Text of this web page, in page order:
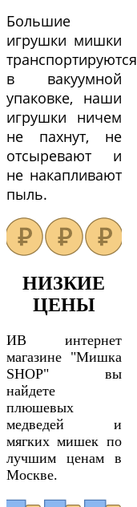
Большие
игрушки мишки
транспортируются
в вакуумной
упаковке, наши
игрушки ничем
не пахнут, не
отсыревают и
не накапливают
пыль.
НИЗКИЕ
ЦЕНЫ
ИВ интернет
магазине "Мишка
SHOP" вы
найдете
плюшевых
медведей и
мягких мишек по
лучшим ценам в
Москве.